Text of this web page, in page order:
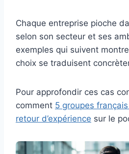
Chaque entreprise pioche
selon son secteur et ses
exemples qui suivent
choix se traduisent
Pour approfondir ces cas
comment 5 groupes
retour d’expérience sur le